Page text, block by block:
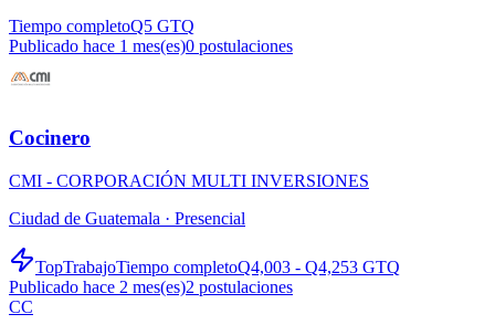
Tiempo completoQ5 GTQ
Publicado hace 1 mes(es)0 postulaciones
Cocinero
CMI - CORPORACIÓN MULTI INVERSIONES
Ciudad de Guatemala · Presencial
TopTrabajoTiempo completoQ4,003 - Q4,253 GTQ
Publicado hace 2 mes(es)2 postulaciones
CC